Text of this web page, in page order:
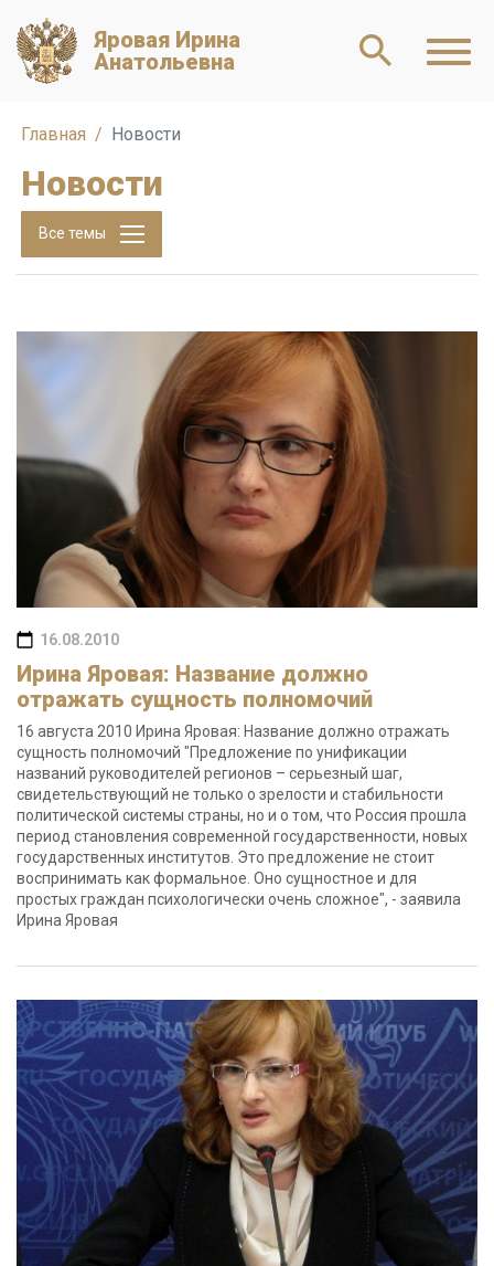
Яровая Ирина
Анатольевна
Главная Новости
Новости
Все темы
16.08.2010
Ирина Яровая: Название должно
отражать сущность полномочий
16 августа 2010 Ирина Яровая: Название должно отражать
сущность полномочий "Предложение по унификации
названий руководителей регионов – серьезный шаг,
свидетельствующий не только о зрелости и стабильности
политической системы страны, но и о том, что Россия прошла
период становления современной государственности, новых
государственных институтов. Это предложение не стоит
воспринимать как формальное. Оно сущностное и для
простых граждан психологически очень сложное", - заявила
Ирина Яровая